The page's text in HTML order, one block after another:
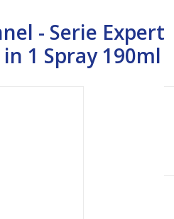
- Serie Expert
1 Spray 190ml